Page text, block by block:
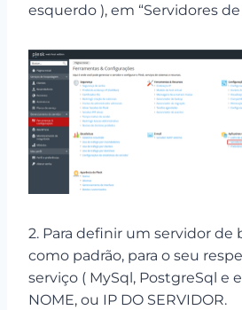
esquerdo ), em “Servidores
2. Para definir um servidor de
como padrão, para o seu
serviço ( MySql, PostgreSql e
NOME, ou IP DO SERVIDOR.